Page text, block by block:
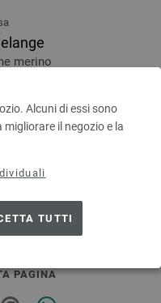
Alcuni di essi sono
il negozio e la
TUTTI
merino
€
$
di base:
PAGINA